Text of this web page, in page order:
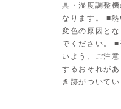
具・湿度調整
なります。 ■
変色の原因と
でください。
いよう、ご注
するおそれが
き跡がついて